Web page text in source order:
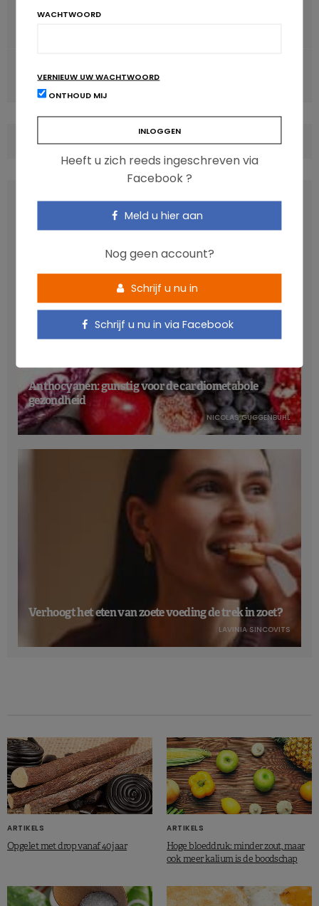
Etikettering voeding ook in VS hoofdbreker
COMMENTS(0)
LATEST POSTS
Anthocyanen: gunstig voor de cardiometabole
gezondheid
NICOLAS GUGGENBÜHL
Verhoogt het eten van zoete voeding de trek in zoet?
LAVINIA SINCOVITS
ARTIKELS
Opgelet met drop vanaf 40 jaar
ARTIKELS
Hoge bloeddruk: minder zout, maar
ook meer kalium is de boodschap
WACHTWOORD
VERNIEUW UW WACHTWOORD
ONTHOUD MIJ
Heeft u zich reeds ingeschreven via
Facebook ?
Meld u hier aan
Nog geen account?
Schrijf u nu in
Schrijf u nu in via Facebook